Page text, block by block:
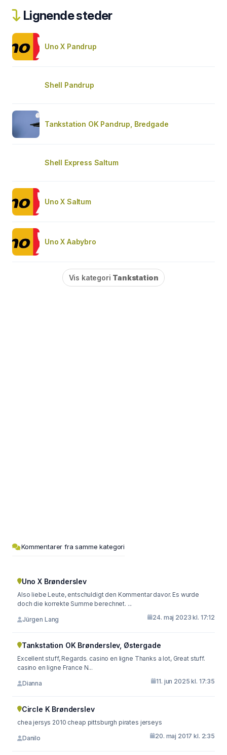
Lignende steder
Uno X Pandrup
Shell Pandrup
Tankstation OK Pandrup, Bredgade
Shell Express Saltum
Uno X Saltum
Uno X Aabybro
Vis kategori Tankstation
Kommentarer fra samme kategori
Uno X Brønderslev
Also liebe Leute, entschuldigt den Kommentar davor. Es wurde
doch die korrekte Summe berechnet. ...
Jürgen Lang 24. maj 2023 kl. 17:12
Tankstation OK Brønderslev, Østergade
Excellent stuff, Regards. casino en ligne Thanks a lot, Great stuff.
casino en ligne France N...
Dianna 11. jun 2025 kl. 17:35
Circle K Brønderslev
chea jersys 2010 cheap pittsburgh pirates jerseys
Danilo 20. maj 2017 kl. 2:35